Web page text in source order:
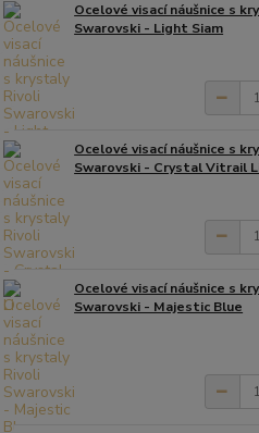
Ocelové visací náušnice s
Swarovski - Light Siam
Ocelové visací náušnice s
Swarovski - Crystal Vitrail
Ocelové visací náušnice s
Swarovski - Majestic Blue